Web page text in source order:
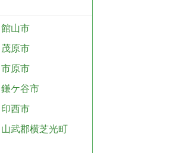
館山市
茂原市
市原市
鎌ケ谷市
印西市
山武郡横芝光町